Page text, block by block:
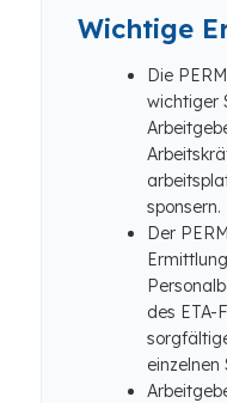
Wichtige
Die
wichtiger
sponsern.
Der
des ETA-
einzelnen